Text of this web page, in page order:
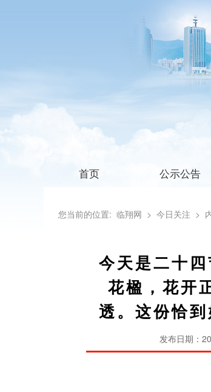
首页 公示公告
您当前的位置: 临翔网 > 今日关注 >
今天是二十
花楹，花开
透。这份恰
发布日期：